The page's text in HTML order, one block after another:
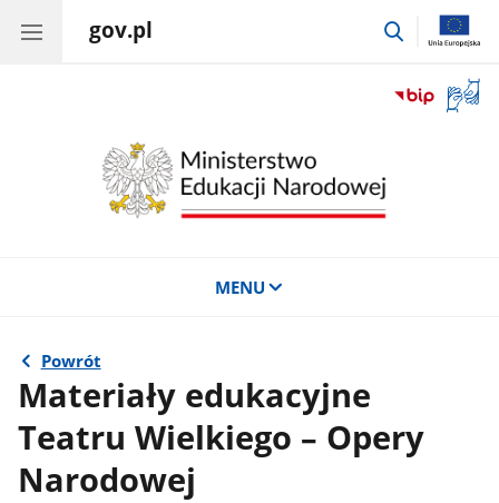
gov.pl
przejdź
okno
MENU
Powrót
Materiały edukacyjne
Teatru Wielkiego – Opery
Narodowej